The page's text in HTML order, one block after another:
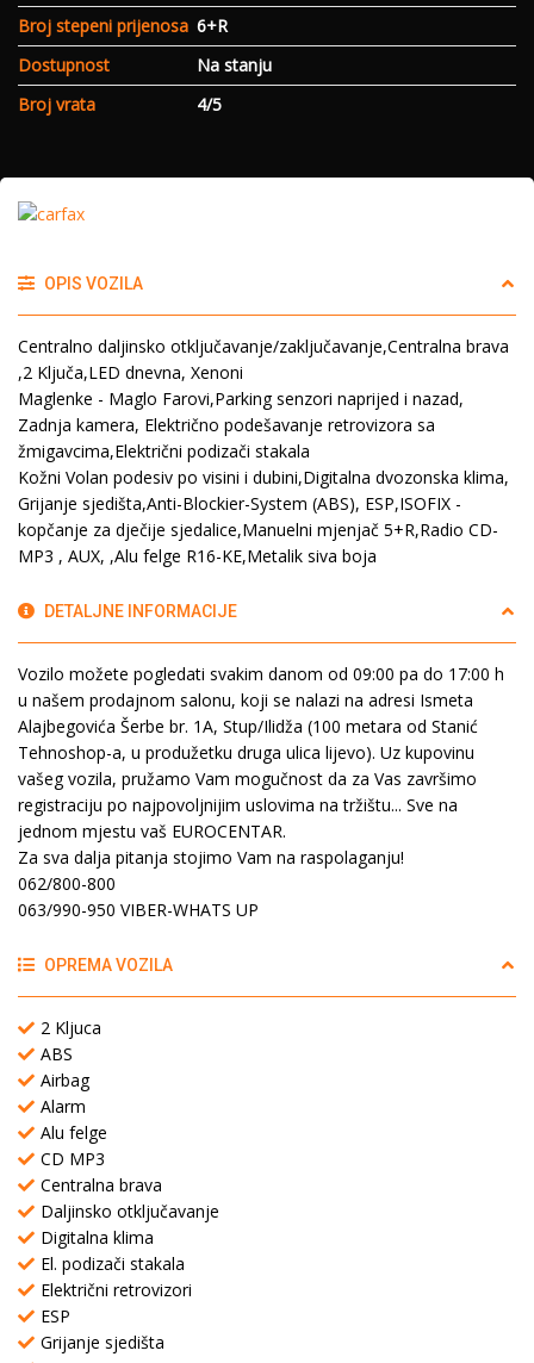
Broj stepeni prijenosa 6+R
Dostupnost
Na stanju
Broj vrata
4/5
OPIS VOZILA
Centralno daljinsko otključavanje/zaključavanje,Centralna brava
,2 Ključa,LED dnevna, Xenoni
Maglenke - Maglo Farovi,Parking senzori naprijed i nazad,
Zadnja kamera, Električno podešavanje retrovizora sa
žmigavcima,Električni podizači stakala
Kožni Volan podesiv po visini i dubini,Digitalna dvozonska klima,
Grijanje sjedišta,Anti-Blockier-System (ABS), ESP,ISOFIX -
kopčanje za dječije sjedalice,Manuelni mjenjač 5+R,Radio CD-
MP3 , AUX, ,Alu felge R16-KE,Metalik siva boja
DETALJNE INFORMACIJE
Vozilo možete pogledati svakim danom od 09:00 pa do 17:00 h
u našem prodajnom salonu, koji se nalazi na adresi Ismeta
Alajbegovića Šerbe br. 1A, Stup/Ilidža (100 metara od Stanić
Tehnoshop-a, u produžetku druga ulica lijevo). Uz kupovinu
vašeg vozila, pružamo Vam mogučnost da za Vas završimo
registraciju po najpovoljnijim uslovima na tržištu... Sve na
jednom mjestu vaš EUROCENTAR.
Za sva dalja pitanja stojimo Vam na raspolaganju!
062/800-800
063/990-950 VIBER-WHATS UP
OPREMA VOZILA
2 Kljuca
ABS
Airbag
Alarm
Alu felge
CD MP3
Centralna brava
Daljinsko otključavanje
Digitalna klima
El. podizači stakala
Električni retrovizori
ESP
Grijanje sjedišta